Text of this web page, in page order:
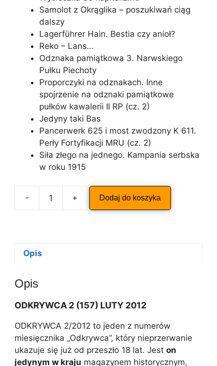
Samolot z Okrąglika – poszukiwań ciąg
dalszy
Lagerführer Hain. Bestia czy anioł?
Reko – Lans…
Odznaka pamiątkowa 3. Narwskiego
Pułku Piechoty
Proporczyki na odznakach. Inne
spojrzenie na odznaki pamiątkowe
pułków kawalerii II RP (cz. 2)
Jedyny taki Bas
Pancerwerk 625 i most zwodzony K 611.
Perły Fortyfikacji MRU (cz. 2)
Siła złego na jednego. Kampania serbska
w roku 1915
-
ilość
ODKRYWCA
+ Dodaj do koszyka
i
v
:
Opis
Opis
ODKRYWCA 2 (157) LUTY 2012
ODKRYWCA 2/2012 to jeden z numerów
miesięcznika „Odkrywca”, który nieprzerwanie
ukazuje się już od przeszło 18 lat. Jest on
jedynym w kraju magazynem historycznym,